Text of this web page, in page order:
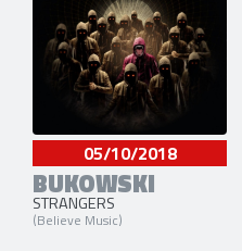
05/10/2018
BUKOWSKI
STRANGERS
(Believe Music)